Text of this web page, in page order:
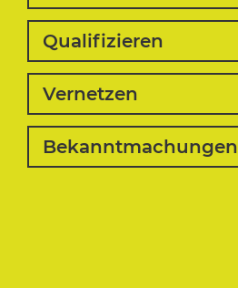
Qualifizieren
Vernetzen
Bekanntmachungen